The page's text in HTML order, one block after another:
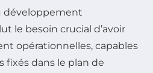
développement
le besoin crucial d’avoir
opérationnelles, capables
fixés dans le plan de